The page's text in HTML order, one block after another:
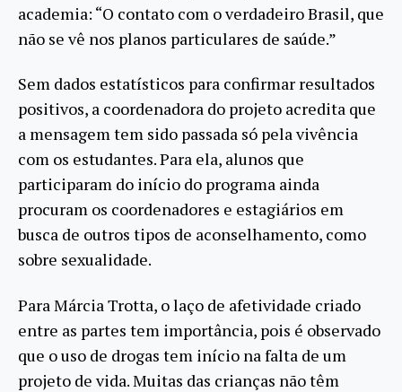
academia: “O contato com o verdadeiro Brasil, que
não se vê nos planos particulares de saúde.”
Sem dados estatísticos para confirmar resultados
positivos, a coordenadora do projeto acredita que
a mensagem tem sido passada só pela vivência
com os estudantes. Para ela, alunos que
participaram do início do programa ainda
procuram os coordenadores e estagiários em
busca de outros tipos de aconselhamento, como
sobre sexualidade.
Para Márcia Trotta, o laço de afetividade criado
entre as partes tem importância, pois é observado
que o uso de drogas tem início na falta de um
projeto de vida. Muitas das crianças não têm